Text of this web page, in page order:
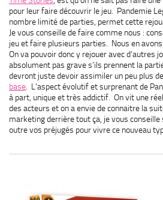
pour leur faire découvrir le jeu. Pandemie
nombre limité de parties, permet cette
Je vous conseille de faire comme nous :
jeu et faire plusieurs parties. Nous en
On va pouvoir donc y rejouer avec d’autres
absolument pas grave s’ils prennent la
devront juste devoir assimiler un peu plus
base. L’aspect évolutif et surprenant de
à part, unique et très addictif. On vit une
des acteurs et on a envie de connaitre la
marketing derrière tout ça, je vous
outre vos préjugés pour vivre ce nouveau